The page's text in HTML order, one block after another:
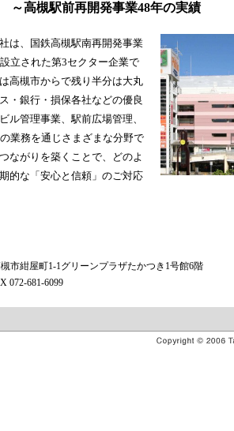
～高槻駅前再開発事業48年の実績
は、国鉄高槻駅南再開発事業
立された第3セクター企業で
高槻市からで残り半分は大丸
・銀行・損保各社などの優良
ル管理事業、駅前広場管理、
業務を通じさまざまな分野で
ながりを築くことで、どのよ
的な「安心と信頼」のご対応
市紺屋町1-1グリーンプラザたかつき1号館6階
681-6099